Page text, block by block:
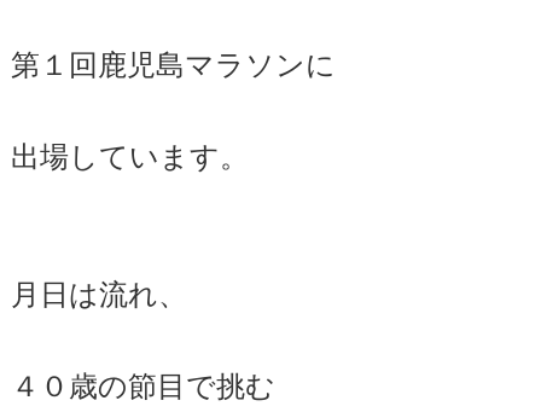
第１回鹿児島マラソンに
出場しています。
月日は流れ、
４０歳の節目で挑む